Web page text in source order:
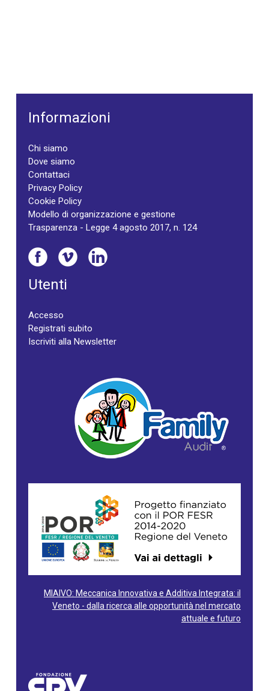
Informazioni
Chi siamo
Dove siamo
Contattaci
Privacy Policy
Cookie Policy
Modello di organizzazione e gestione
Trasparenza - Legge 4 agosto 2017, n. 124
Utenti
Accesso
Registrati subito
Iscriviti alla Newsletter
MIAIVO: Meccanica Innovativa e Additiva Integrata: il
Veneto - dalla ricerca alle opportunità nel mercato
attuale e futuro